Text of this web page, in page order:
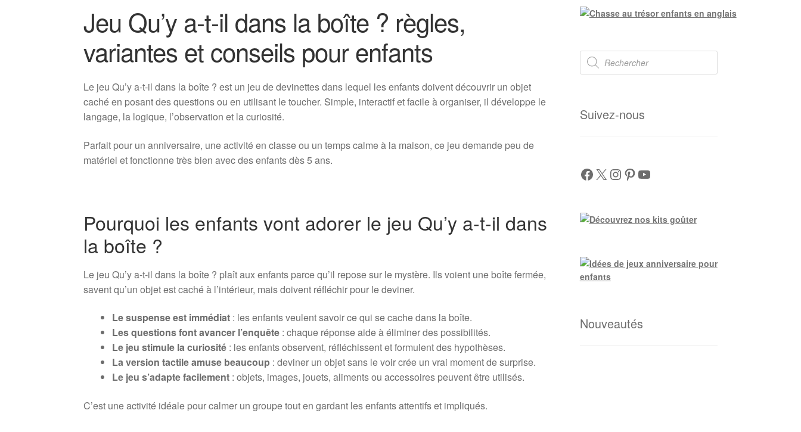
Jeu Qu’y a-t-il dans la boîte ? règles,
variantes et conseils pour enfants
Le jeu Qu’y a-t-il dans la boîte ? est un jeu de devinettes dans lequel les enfants doivent découvrir un objet
caché en posant des questions ou en utilisant le toucher. Simple, interactif et facile à organiser, il développe le
langage, la logique, l’observation et la curiosité.
Parfait pour un anniversaire, une activité en classe ou un temps calme à la maison, ce jeu demande peu de
matériel et fonctionne très bien avec des enfants dès 5 ans.
Pourquoi les enfants vont adorer le jeu Qu’y a-t-il dans
la boîte ?
Le jeu Qu’y a-t-il dans la boîte ? plaît aux enfants parce qu’il repose sur le mystère. Ils voient une boîte fermée,
savent qu’un objet est caché à l’intérieur, mais doivent réfléchir pour le deviner.
Le suspense est immédiat : les enfants veulent savoir ce qui se cache dans la boîte.
Les questions font avancer l’enquête : chaque réponse aide à éliminer des possibilités.
Le jeu stimule la curiosité : les enfants observent, réfléchissent et formulent des hypothèses.
La version tactile amuse beaucoup : deviner un objet sans le voir crée un vrai moment de surprise.
Le jeu s’adapte facilement : objets, images, jouets, aliments ou accessoires peuvent être utilisés.
C’est une activité idéale pour calmer un groupe tout en gardant les enfants attentifs et impliqués.
Recherche
de
produits
Suivez-nous
Facebook
X Instagram
Pinterest
YouTube
Nouveautés